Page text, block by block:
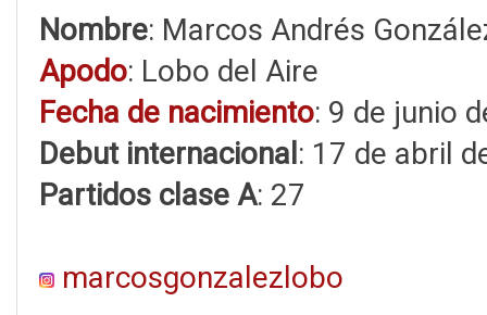
Nombre: Marcos Andrés
Apodo: Lobo del Aire
Fecha de nacimiento: 9 de junio
Debut internacional : 17 de abril
Partidos clase A: 27
marcosgonzalezlobo